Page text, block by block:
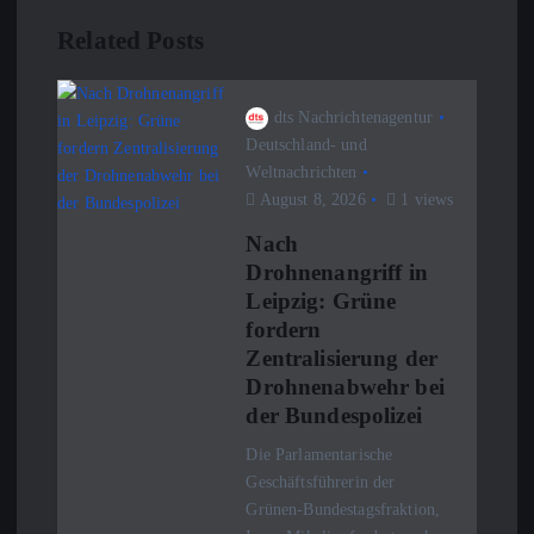
s
n
a
Related Posts
dts Nachrichtenagentur
Deutschland- und
Weltnachrichten
August 8, 2026
1 views
Nach
Drohnenangriff in
Leipzig: Grüne
fordern
Zentralisierung der
Drohnenabwehr bei
der Bundespolizei
Die Parlamentarische
Geschäftsführerin der
Grünen-Bundestagsfraktion,